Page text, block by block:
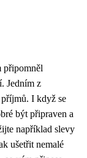
připomněl
Jedním z
I když se
být připraven a
například slevy
ušetřit nemalé